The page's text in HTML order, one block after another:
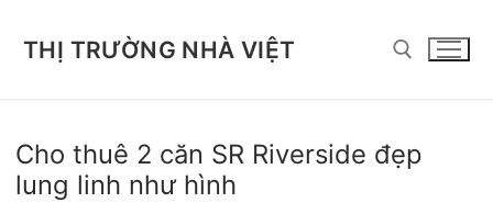
THỊ TRƯỜNG NHÀ VIỆT
Cho thuê 2 căn SR Riverside đẹp
lung linh như hình